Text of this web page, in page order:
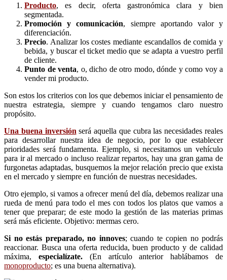
Producto, es decir, oferta gastronómica clara y bien
segmentada.
Promoción y comunicación, siempre aportando valor y
diferenciación.
Precio. Analizar los costes mediante escandallos de comida y
bebida, y buscar el ticket medio que se adapta a vuestro perfil
de cliente.
Punto de venta, o, dicho de otro modo, dónde y como voy a
vender mi producto.
Son estos los criterios con los que debemos iniciar el pensamiento de
nuestra estrategia, siempre y cuando tengamos claro nuestro
propósito.
Una buena inversión será aquella que cubra las necesidades reales
para desarrollar nuestra idea de negocio, por lo que establecer
prioridades será fundamenta. Ejemplo, si necesitamos un vehículo
para ir al mercado o incluso realizar repartos, hay una gran gama de
furgonetas adaptadas, busquemos la mejor relación precio que exista
en el mercado y siempre en función de nuestras necesidades.
Otro ejemplo, si vamos a ofrecer menú del día, debemos realizar una
rueda de menú para todo el mes con todos los platos que vamos a
tener que preparar; de este modo la gestión de las materias primas
será más eficiente. Objetivo: mermas cero.
Si no estás preparado, no innoves; cuando te copien no podrás
reaccionar. Busca una oferta reducida, buen producto y de calidad
máxima, especialízate.(En artículo anterior hablábamos de
monoproducto; es una buena alternativa).